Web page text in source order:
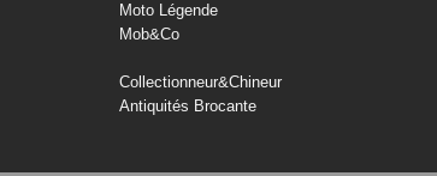
Moto Légende
Mob&Co
Collectionneur&Chineur
Antiquités Brocante